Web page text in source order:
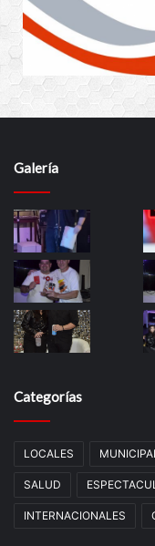
Galería
Categorías
LOCALES
SALUD
INTERNACIONALES